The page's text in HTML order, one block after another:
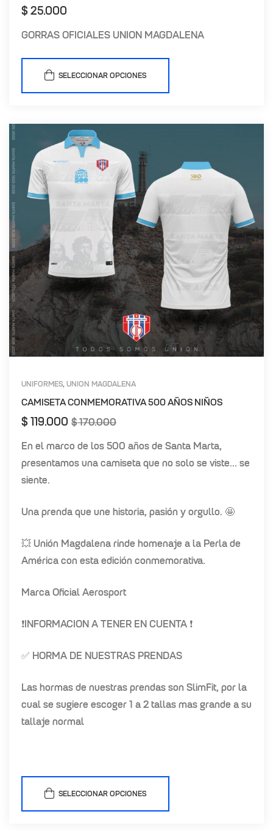
$ 25.000
GORRAS OFICIALES UNION MAGDALENA
SELECCIONAR OPCIONES
UNIFORMES, UNION MAGDALENA
CAMISETA CONMEMORATIVA 500 AÑOS NIÑOS
$170.000
$ 119.000
En el marco de los 500 años de Santa Marta,
presentamos una camiseta que no solo se viste… se
siente.
Una prenda que une historia, pasión y orgullo. 🤩
💥 Unión Magdalena rinde homenaje a la Perla de
América con esta edición conmemorativa.
Marca Oficial Aerosport
❗INFORMACION A TENER EN CUENTA ❗
✅ HORMA DE NUESTRAS PRENDAS
Las hormas de nuestras prendas son SlimFit, por la
cual se sugiere escoger 1 a 2 tallas mas grande a su
tallaje normal
SELECCIONAR OPCIONES